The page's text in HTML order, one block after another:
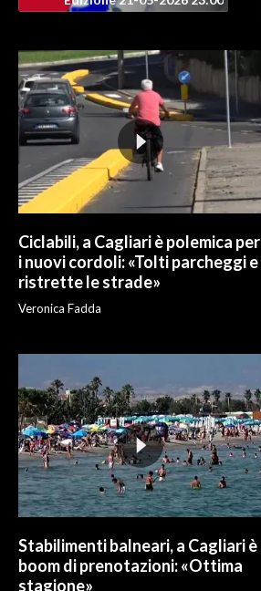
Ciclabili, a Cagliari è polemica per
i nuovi cordoli: «Tolti parcheggi e
ristrette le strade»
Veronica Fadda
Stabilimenti balneari, a Cagliari è
boom di prenotazioni: «Ottima
stagione»